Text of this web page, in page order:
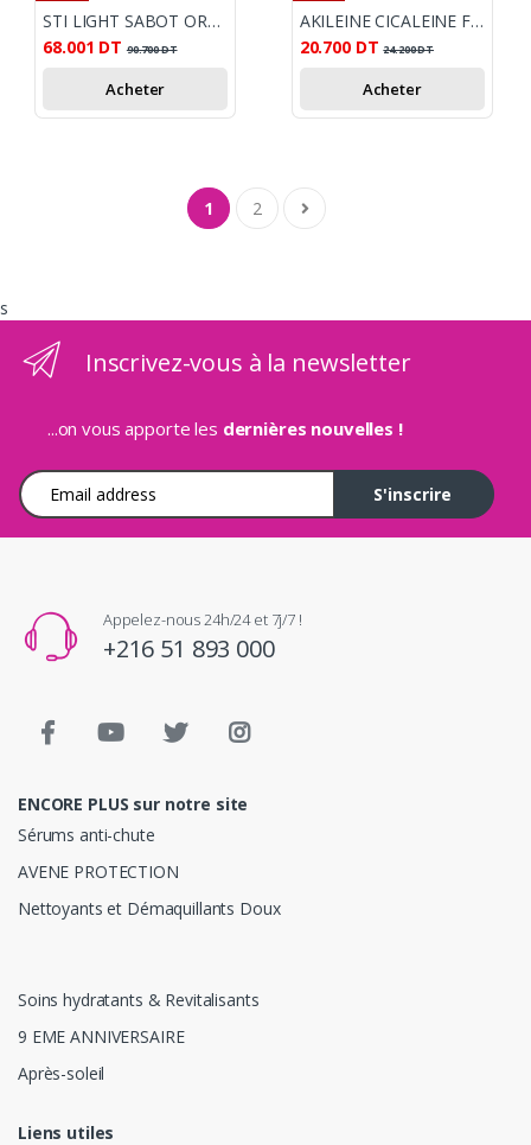
STI LIGHT SABOT ORTHO HOMME ETE BLEU NUIT
68.001 DT 90.700DT
Acheter
AKILEINE CICALEINE FISURES ET CREVASSES 50ML
20.700 DT 24.200DT
Acheter
1 2
s
Inscrivez-vous à la newsletter
...on vous apporte les dernières nouvelles !
Adresse e-mail
S'inscrire
Appelez-nous 24h/24 et 7j/7 !
+216 51 893 000
ENCORE PLUS sur notre site
Sérums anti-chute
AVENE PROTECTION
Nettoyants et Démaquillants Doux
Soins hydratants & Revitalisants
9 EME ANNIVERSAIRE
Après-soleil
Liens utiles